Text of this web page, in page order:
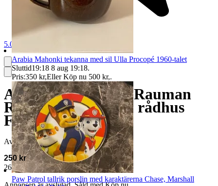
5.0
Arabia mugg kopp Rauman
Raatihuone Raumo rådhus
Finland
Avslutad 14 jul 11:02
250 kr
265 kr med köparskydd. Läs mer
Arabia Mahonki tekanna med sil Ulla Procopé 1960-talet
Sluttid19:18 8 aug 19:18.
Pris:350 kr,Eller Köp nu 500 kr,.
Paw Patrol tallrik porslin med karaktärerna Chase, Marshall